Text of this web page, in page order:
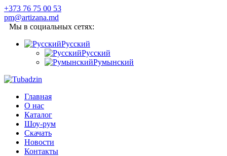
+373 76 75 00 53
pm@artizana.md
Мы в социальных сетях:
Русский
Русский
Румынский
Главная
О нас
Каталог
Шоу-рум
Скачать
Новости
Контакты